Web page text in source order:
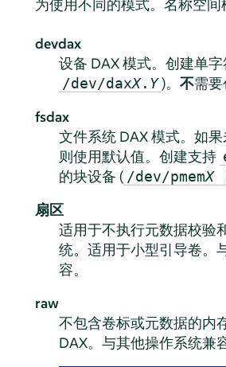
为使用不同的模式。名称空间
devdax
设备 DAX 模式。创建单
/dev/daxX. Y )。 不需要
fsdax
文件系统 DAX 模式。如
则使用默认值。创建支持
的块设备 ( /dev/pmemX
扇区
适用于不执行元数据校验
统。适用于小型引导卷。
容。
raw
不包含卷标或元数据的内
DAX。与其他操作系统兼容